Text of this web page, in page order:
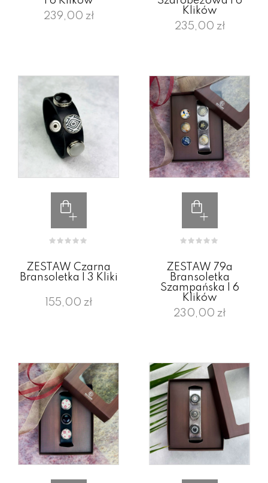
239,00 zł
Klików
235,00 zł
ZESTAW Czarna
Bransoletka I 3 Kliki
155,00 zł
ZESTAW 79a
Bransoletka
Szampańska I 6
Klików
230,00 zł